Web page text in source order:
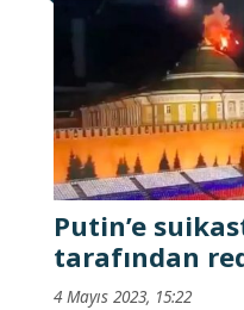
Putin’e
tarafından
4 Mayıs 2023, 15:22